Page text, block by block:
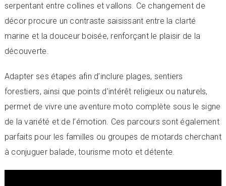
serpentant entre collines et vallons. Ce changement de
décor procure un contraste saisissant entre la clarté
marine et la douceur boisée, renforçant le plaisir de la
découverte.
Adapter ses étapes afin d’inclure plages, sentiers
forestiers, ainsi que points d’intérêt religieux ou naturels,
permet de vivre une aventure moto complète sous le signe
de la variété et de l’émotion. Ces parcours sont également
parfaits pour les familles ou groupes de motards cherchant
à conjuguer balade, tourisme moto et détente.